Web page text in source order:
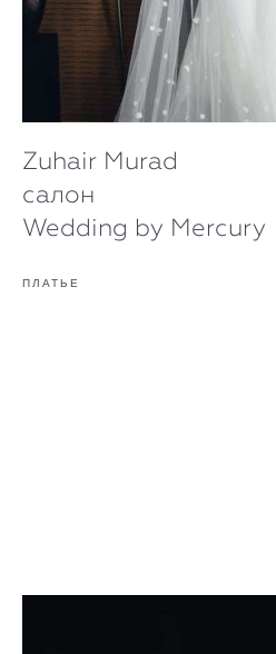
Zuhair Murad
салон
Wedding by Mercury
ПЛАТЬЕ